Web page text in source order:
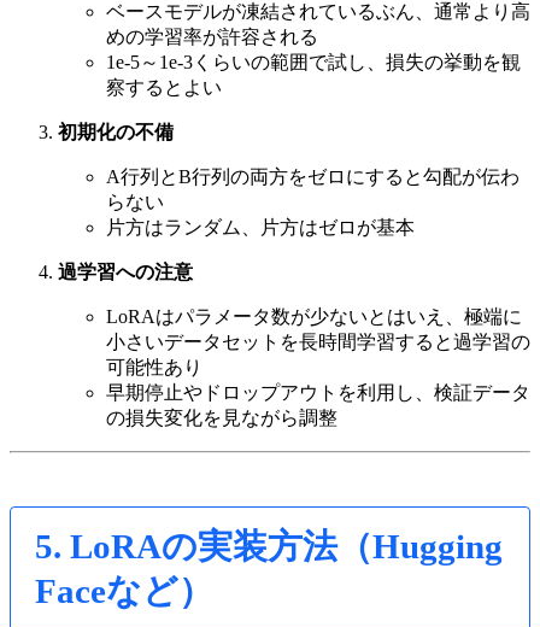
ベースモデルが凍結されているぶん、通常より高
めの学習率が許容される
1e-5～1e-3くらいの範囲で試し、損失の挙動を観
察するとよい
初期化の不備
A行列とB行列の両方をゼロにすると勾配が伝わ
らない
片方はランダム、片方はゼロが基本
過学習への注意
LoRAはパラメータ数が少ないとはいえ、極端に
小さいデータセットを長時間学習すると過学習の
可能性あり
早期停止やドロップアウトを利用し、検証データ
の損失変化を見ながら調整
5. LoRAの実装方法（Hugging
Faceなど）